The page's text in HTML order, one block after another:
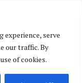
experience, serve
our traffic. By
of cookies.